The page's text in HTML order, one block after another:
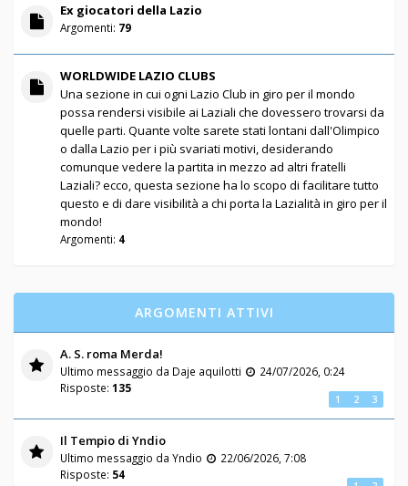
Ex giocatori della Lazio
Argomenti: 79
WORLDWIDE LAZIO CLUBS
Una sezione in cui ogni Lazio Club in giro per il mondo
possa rendersi visibile ai Laziali che dovessero trovarsi da
quelle parti. Quante volte sarete stati lontani dall'Olimpico
o dalla Lazio per i più svariati motivi, desiderando
comunque vedere la partita in mezzo ad altri fratelli
Laziali? ecco, questa sezione ha lo scopo di facilitare tutto
questo e di dare visibilità a chi porta la Lazialità in giro per il
mondo!
Argomenti: 4
ARGOMENTI ATTIVI
A. S. roma Merda!
Ultimo messaggio da Daje aquilotti
24/07/2026, 0:24
Risposte: 135
1 2 3
Il Tempio di Yndio
Ultimo messaggio da Yndio
22/06/2026, 7:08
Risposte: 54